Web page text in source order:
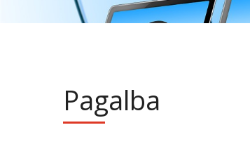
Pagalba